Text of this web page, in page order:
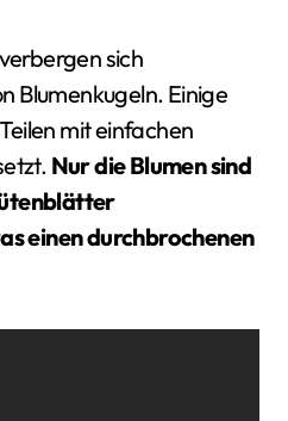
sich
Blumenkugeln. Einige
mit einfachen
Nur die Blumen sind
einen durchbrochenen